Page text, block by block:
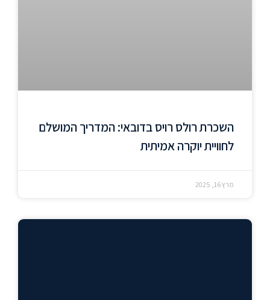
השכרת רולס רויס בדובאי: המדריך המושלם
לחוויית יוקרה אמיתית
מרץ 16, 2025